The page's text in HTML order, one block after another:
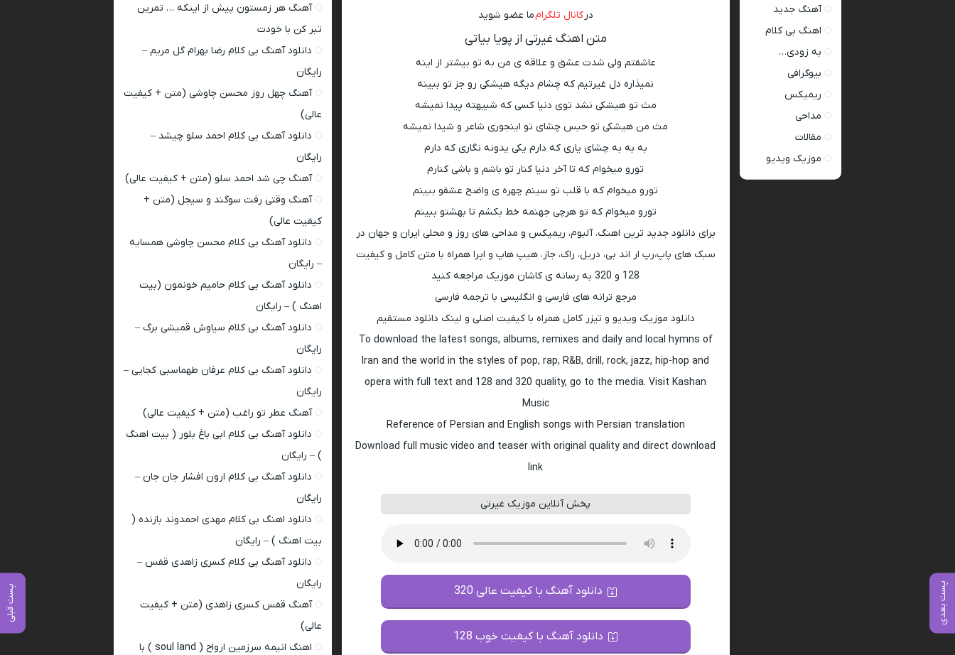
پست بعدی پست قبلی
درکانال تلگرامما عضو شوید
متن اهنگ غیرتی از پویا بیاتی
عاشقتم ولی شدت عشق و علاقه ی من به تو بیشتر از اینه
نمیذاره دل غیرتیم که چشام دیگه هیشکی رو جز تو ببینه
مث تو هیشکی نشد توی دنیا کسی که شبیهته پیدا نمیشه
مث من هیشکی تو حبس چشای تو اینجوری شاعر و شیدا نمیشه
به به به چشای یاری که دارم یکی یدونه نگاری که دارم
تورو میخوام که تا آخر دنیا کنار تو باشم و باشی کنارم
تورو میخوام که با قلب تو سینم چهره ی واضح عشقو ببینم
تورو میخوام که تو هرچی جهنمه خط بکشم تا بهشتو ببینم
برای دانلود جدید ترین اهنگ، آلبوم، ریمیکس و مداحی های روز و محلی ایران و جهان در
سبک های پاپ،رپ ار اند بی، دریل، راک، جاز، هیپ هاپ و اپرا همراه با متن کامل و کیفیت
128 و 320 به رسانه ی کاشان موزیک مراجعه کنید
مرجع ترانه های فارسی و انگلیسی با ترجمه فارسی
دانلود موزیک ویدیو و تیزر کامل همراه با کیفیت اصلی و لینک دانلود مستقیم
To download the latest songs, albums, remixes and daily and local hymns of
Iran and the world in the styles of pop, rap, R&B, drill, rock, jazz, hip-hop and
opera with full text and 128 and 320 quality, go to the media. Visit Kashan
Music
Reference of Persian and English songs with Persian translation
Download full music video and teaser with original quality and direct download
link
پخش آنلاین موزیک غیرتی
دانلود آهنگ با کیفیت عالی 320
دانلود آهنگ با کیفیت خوب 128
آهنگ جدید
اهنگ بی کلام
به زودی…
بیوگرافی
ریمیکس
مداحی
مقالات
موزیک ویدیو
آهنگ هر زمستون پیش از اینکه … تمرین
تبر کن با خودت
دانلود آهنگ بی کلام رضا بهرام گل مریم –
رایگان
آهنگ چهل روز محسن چاوشی (متن + کیفیت
عالی)
دانلود آهنگ بی کلام احمد سلو چیشد –
رایگان
آهنگ چی شد احمد سلو (متن + کیفیت عالی)
آهنگ وقتی رفت سوگند و سیجل (متن +
کیفیت عالی)
دانلود آهنگ بی کلام محسن چاوشی همسایه
– رایگان
دانلود آهنگ بی کلام حامیم خونمون (بیت
اهنگ ) – رایگان
دانلود آهنگ بی کلام سیاوش قمیشی برگ –
رایگان
دانلود آهنگ بی کلام عرفان طهماسبی کجایی –
رایگان
آهنگ عطر تو راغب (متن + کیفیت عالی)
دانلود آهنگ بی کلام ابی باغ بلور ( بیت اهنگ
) – رایگان
دانلود آهنگ بی کلام ارون افشار جان جان –
رایگان
دانلود اهنگ بی کلام مهدی احمدوند بازنده (
بیت اهنگ ) – رایگان
دانلود آهنگ بی کلام کسری زاهدی قفس –
رایگان
آهنگ قفس کسری زاهدی (متن + کیفیت
عالی)
اهنگ انیمه سرزمین ارواح ( soul land ) با